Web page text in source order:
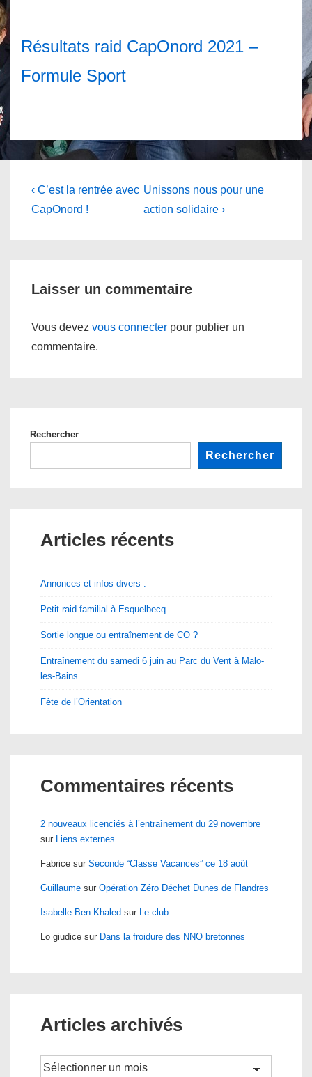
Résultats raid CapOnord 2021 –
Formule Sport
Navigation
de
Previous
Post
‹ C’est la rentrée avec
CapOnord !
Next
Post
Unissons nous pour une
action solidaire ›
Laisser un commentaire
Vous devez vous connecter pour publier un
commentaire.
Rechercher
Rechercher
Articles récents
Annonces et infos divers :
Petit raid familial à Esquelbecq
Sortie longue ou entraînement de CO ?
Entraînement du samedi 6 juin au Parc du Vent à Malo-
les-Bains
Fête de l’Orientation
Commentaires récents
2 nouveaux licenciés à l’entraînement du 29 novembre
sur Liens externes
Fabrice sur Seconde “Classe Vacances” ce 18 août
Guillaume sur Opération Zéro Déchet Dunes de Flandres
Isabelle Ben Khaled sur Le club
Lo giudice sur Dans la froidure des NNO bretonnes
Articles archivés
Archives